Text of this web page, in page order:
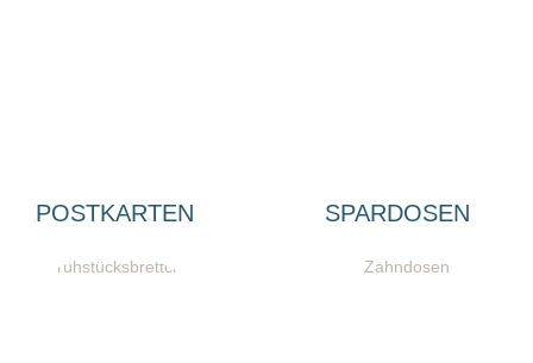
POSTKARTEN SPARDOSEN